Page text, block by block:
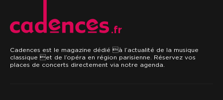
.fr
Cadences est le magazine dédié à l’actualité de la musique
classique et de l’opéra en région parisienne. Réservez vos
places de concerts directement via notre agenda.